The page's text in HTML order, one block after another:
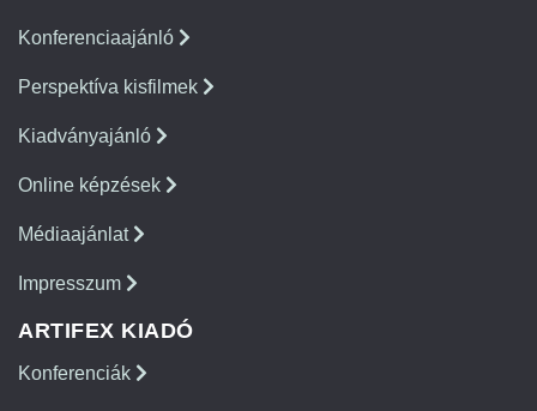
Konferenciaajánló
Perspektíva kisfilmek
Kiadványajánló
Online képzések
Médiaajánlat
Impresszum
ARTIFEX KIADÓ
Konferenciák